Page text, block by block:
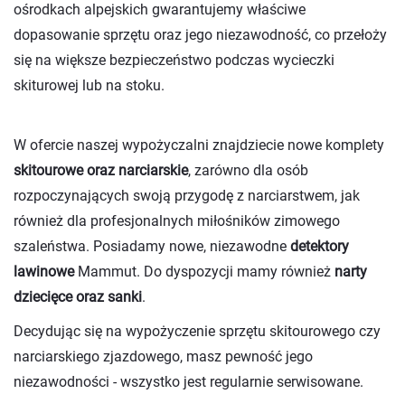
ośrodkach alpejskich gwarantujemy właściwe
dopasowanie sprzętu oraz jego niezawodność, co przełoży
się na większe bezpieczeństwo podczas wycieczki
skiturowej lub na stoku.
W ofercie naszej wypożyczalni znajdziecie nowe komplety
skitourowe oraz narciarskie, zarówno dla osób
rozpoczynających swoją przygodę z narciarstwem, jak
również dla profesjonalnych miłośników zimowego
szaleństwa. Posiadamy nowe, niezawodne detektory
lawinoweMammut. Do dyspozycji mamy również narty
dziecięce oraz sanki.
Decydując się na wypożyczenie sprzętu skitourowego czy
narciarskiego zjazdowego, masz pewność jego
niezawodności - wszystko jest regularnie serwisowane.